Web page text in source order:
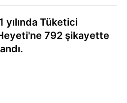
yılında Tüketici
792 şikayette